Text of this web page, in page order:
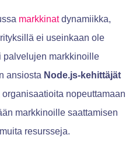
markkinatdynamiikka,
ei useinkaan ole
palvelujen markkinoille
ansiosta Node.js-kehittäjät
nopeuttamaan
markkinoille saattamisen
resursseja.